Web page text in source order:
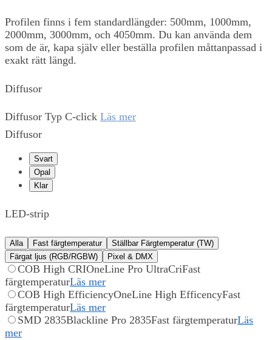
Profilen finns i fem standardlängder: 500mm, 1000mm,
2000mm, 3000mm, och 4050mm. Du kan använda dem
som de är, kapa själv eller beställa profilen måttanpassad i
exakt rätt längd.
Diffusor
Diffusor Typ C-click Läs mer
Diffusor
Svart
Opal
Klar
LED-strip
Alla Fast färgtemperatur
Ställbar Färgtemperatur (TW)
Färgat ljus (RGB/RGBW)
Pixel & DMX
COB High CRIOneLine Pro UltraCriFast
färgtemperaturLäs mer
COB High EfficiencyOneLine High EfficencyFast
färgtemperaturLäs mer
SMD 2835Blackline Pro 2835Fast färgtemperaturLäs
mer